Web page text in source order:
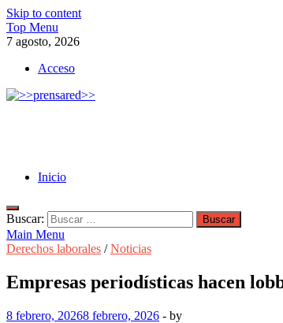
Skip to content
Top Menu
7 agosto, 2026
Acceso
Inicio
Buscar:
Main Menu
Derechos laborales /Noticias
Empresas periodísticas hacen
8 febrero, 20268 febrero, 2026 - by